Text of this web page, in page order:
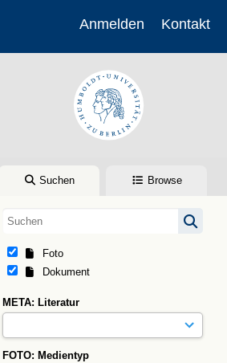
Anmelden Kontakt
Suchen Browse
Foto
Dokument
META: Literatur
FOTO: Medientyp